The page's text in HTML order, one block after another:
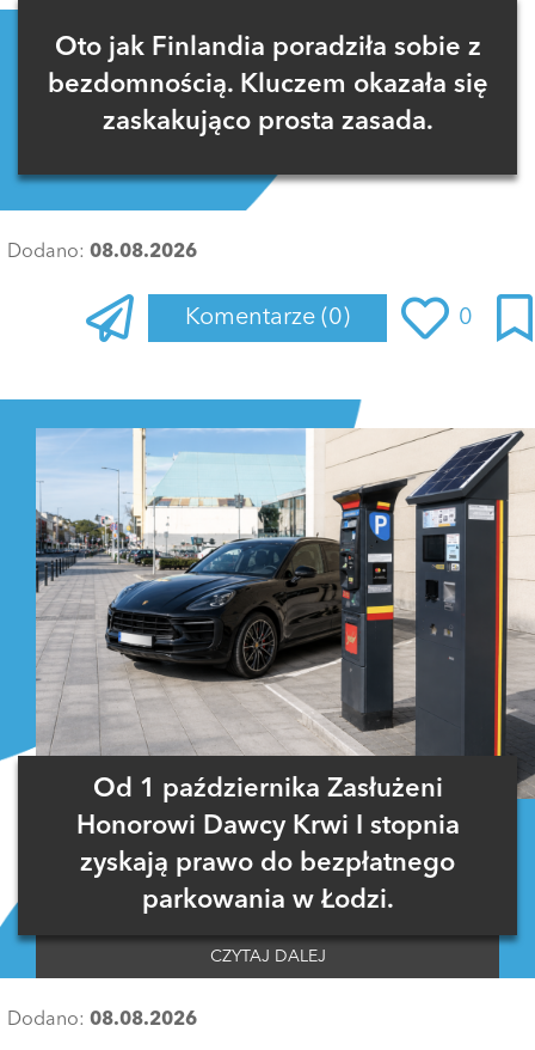
Oto jak Finlandia poradziła sobie z
bezdomnością. Kluczem okazała się
zaskakująco prosta zasada.
Dodano: 08.08.2026
Komentarze (0) 0
Od 1 października Zasłużeni
Honorowi Dawcy Krwi I stopnia
zyskają prawo do bezpłatnego
parkowania w Łodzi.
CZYTAJ DALEJ
Dodano: 08.08.2026